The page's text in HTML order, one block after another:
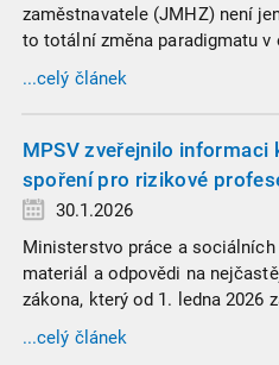
zaměstnavatele (JMHZ) není
to totální změna paradigmatu v
propojuje sociální správu,
jednoho nekompromisního celku
...celý článek
MPSV zveřejnilo informaci
spoření pro rizikové
30.1.2026
Ministerstvo práce a
materiál a odpovědi na
zákona, který od 1. ledna 2026
zaměstnavatelů přispívat na
v náročných profesích.
...celý článek